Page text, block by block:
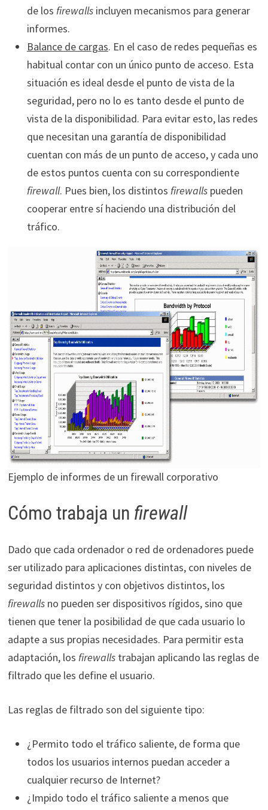
de los firewalls incluyen mecanismos para generar
informes.
Balance de cargas. En el caso de redes pequeñas es
habitual contar con un único punto de acceso. Esta
situación es ideal desde el punto de vista de la
seguridad, pero no lo es tanto desde el punto de
vista de la disponibilidad. Para evitar esto, las redes
que necesitan una garantía de disponibilidad
cuentan con más de un punto de acceso, y cada uno
de estos puntos cuenta con su correspondiente
firewall. Pues bien, los distintos firewalls pueden
cooperar entre sí haciendo una distribución del
tráfico.
Ejemplo de informes de un firewall corporativo
Cómo trabaja un firewall
Dado que cada ordenador o red de ordenadores puede
ser utilizado para aplicaciones distintas, con niveles de
seguridad distintos y con objetivos distintos, los
firewalls no pueden ser dispositivos rígidos, sino que
tienen que tener la posibilidad de que cada usuario lo
adapte a sus propias necesidades. Para permitir esta
adaptación, los firewalls trabajan aplicando las reglas de
filtrado que les define el usuario.
Las reglas de filtrado son del siguiente tipo:
¿Permito todo el tráfico saliente, de forma que
todos los usuarios internos puedan acceder a
cualquier recurso de Internet?
¿Impido todo el tráfico saliente a menos que